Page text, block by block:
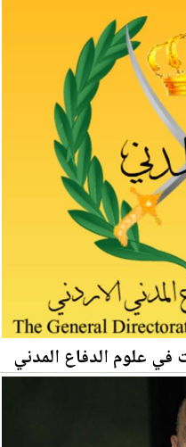
في علوم الدفاع المدني